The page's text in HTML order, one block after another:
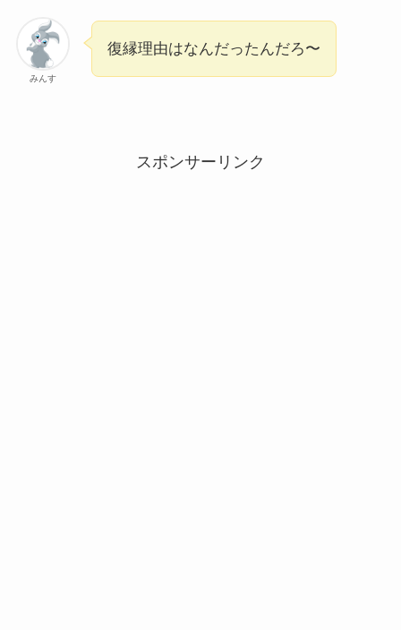
みんす
復縁理由はなんだったんだろ〜
スポンサーリンク